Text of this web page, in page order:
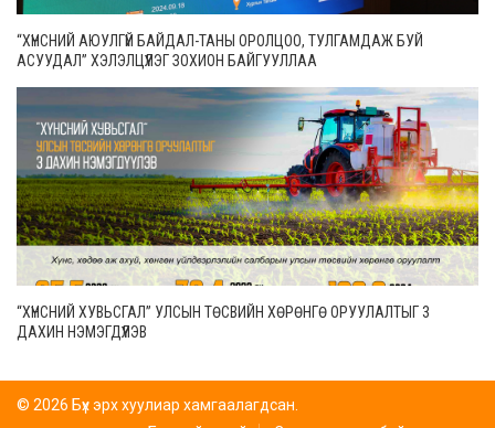
“ХҮНСНИЙ АЮУЛГҮЙ БАЙДАЛ-ТАНЫ ОРОЛЦОО, ТУЛГАМДАЖ БУЙ
АСУУДАЛ” ХЭЛЭЛЦҮҮЛЭГ ЗОХИОН БАЙГУУЛЛАА
“ХҮНСНИЙ ХУВЬСГАЛ” УЛСЫН ТӨСВИЙН ХӨРӨНГӨ ОРУУЛАЛТЫГ 3
ДАХИН НЭМЭГДҮҮЛЭВ
© 2026 Бүх эрх хуулиар хамгаалагдсан.